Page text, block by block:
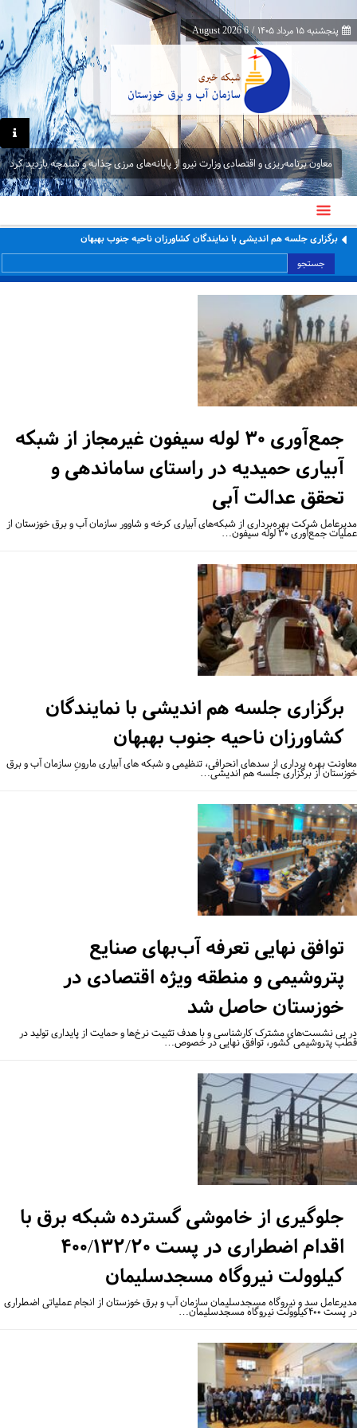
پنجشنبه ۱۵ مرداد ۱۴۰۵ /
6 August 2026
معاون برنامه‌ریزی و اقتصادی وزارت نیرو از پایانه‌های مرزی چذابه و شلمچه بازدید کرد
برگزاری جلسه هم اندیشی با نمایندگان کشاورزان ناحیه جنوب بهبهان
جستجو
جمع‌آوری ۳۰ لوله سیفون غیرمجاز از شبکه
آبیاری حمیدیه در راستای ساماندهی و
تحقق عدالت آبی
شرکت بهره‌برداری از شبکه‌های آبیاری کرخه و شاوور سازمان آب و برق خوزستان از
جمع‌آوری ۳۰ لوله سیفون…
برگزاری جلسه هم اندیشی با نمایندگان
کشاورزان ناحیه جنوب بهبهان
بهره برداری از سدهای انحرافی، تنظیمی و شبکه های آبیاری مارونِ سازمان آب و برق
از برگزاری جلسه هم اندیشی…
توافق نهایی تعرفه آب‌بهای صنایع
پتروشیمی و منطقه ویژه اقتصادی در
خوزستان حاصل شد
پی نشست‌های مشترک کارشناسی و با هدف تثبیت نرخ‌ها و حمایت از پایداری تولید در
پتروشیمی کشور، توافق نهایی در خصوص…
جلوگیری از خاموشی گسترده شبکه برق با
اقدام اضطراری در پست ۴۰۰/۱۳۲/۲۰
کیلوولت نیروگاه مسجدسلیمان
سد و نیروگاه مسجدسلیمان سازمان آب و برق خوزستان از انجام عملیاتی اضطراری
نیروگاه مسجدسلیمان…